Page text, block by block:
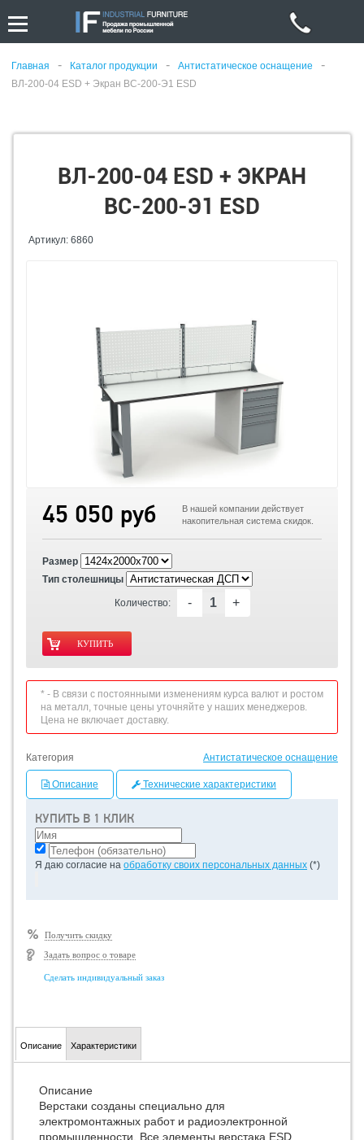
Главная - Каталог продукции - Антистатическое оснащение -
ВЛ-200-04 ESD + Экран ВС-200-Э1 ESD
ВЛ-200-04 ESD + ЭКРАН
ВС-200-Э1 ESD
Артикул: 6860
КУПИТЬ В 1 КЛИК
Я даю согласие на обработку своих персональных данных (*)
Получить скидку
Задать вопрос о товаре
Сделать индивидуальный заказ
45 050 руб
В нашей компании действует
накопительная система скидок.
Размер
Тип столешницы
Количество: - +
* - В связи с постоянными изменениям курса валют и ростом
на металл, точные цены уточняйте у наших менеджеров.
Цена не включает доставку.
Категория Антистатическое оснащение
Описание Технические характеристики
Описание Характеристики
Описание
Верстаки созданы специально для
электромонтажных работ и радиоэлектронной
промышленности. Все элементы верстака ESD